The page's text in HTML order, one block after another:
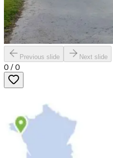
Previous slide Next slide
0 / 0